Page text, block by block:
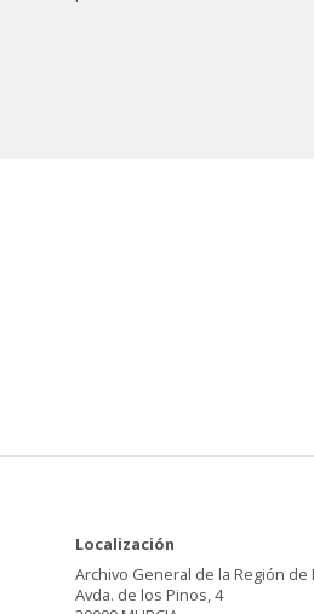
Localización
Archivo General de la Región de
Avda. de los Pinos, 4